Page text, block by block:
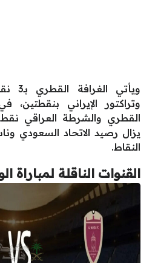
ويأتي
وتراكتور الإيراني
القطري والشرطة العراقي
يزال رصيد الاتحاد السعودي
النقاط.
القنوات الناقلة لمباراة